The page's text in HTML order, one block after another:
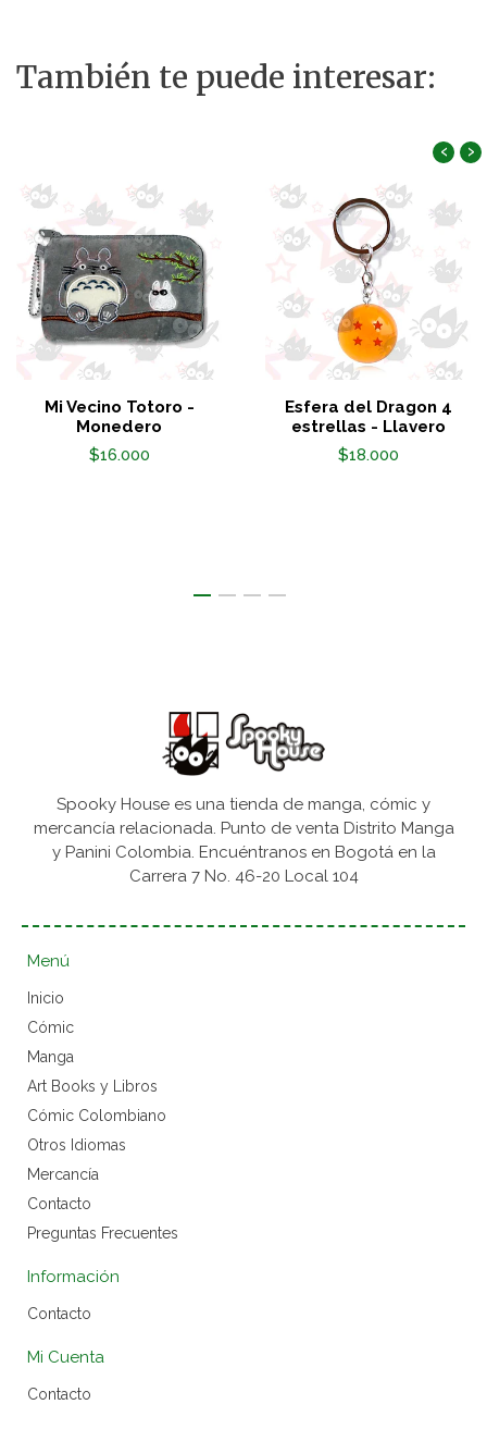
También te puede interesar:
Mi Vecino Totoro -
Monedero
$16.000
Esfera del Dragon 4
estrellas - Llavero
$18.000
‹ ›
Spooky House es una tienda de manga, cómic y
mercancía relacionada. Punto de venta Distrito Manga
y Panini Colombia. Encuéntranos en Bogotá en la
Carrera 7 No. 46-20 Local 104
Menú
Inicio
Cómic
Manga
Art Books y Libros
Cómic Colombiano
Otros Idiomas
Mercancía
Contacto
Preguntas Frecuentes
Información
Contacto
Mi Cuenta
Contacto